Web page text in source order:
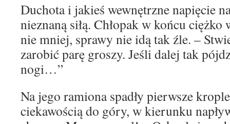
Duchota i jakieś wewnętrzne napięcie
nieznaną siłą. Chłopak w końcu ciężko
nie mniej, sprawy nie idą tak źle. –
zarobić parę groszy. Jeśli dalej tak
nogi…”
Na jego ramiona spadły pierwsze
ciekawością do góry, w kierunku